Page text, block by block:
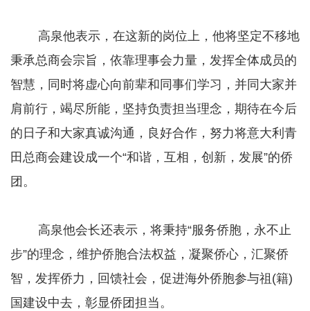
高泉他表示，在这新的岗位上，他将坚定不移地
秉承总商会宗旨，依靠理事会力量，发挥全体成员的
智慧，同时将虚心向前辈和同事们学习，并同大家并
肩前行，竭尽所能，坚持负责担当理念，期待在今后
的日子和大家真诚沟通，良好合作，努力将意大利青
田总商会建设成一个“和谐，互相，创新，发展”的侨
团。
高泉他会长还表示，将秉持“服务侨胞，永不止
步”的理念，维护侨胞合法权益，凝聚侨心，汇聚侨
智，发挥侨力，回馈社会，促进海外侨胞参与祖(籍)
国建设中去，彰显侨团担当。